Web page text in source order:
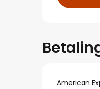
American